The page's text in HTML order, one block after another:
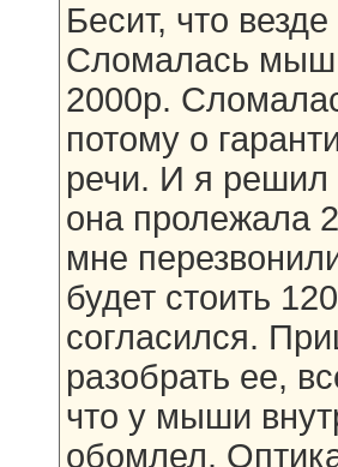
Бесит, что
Сломалась
2000р.
потому о
речи. И я решил
она пролежала
мне
будет стоить
согласился.
разобрать ее,
что у мыши
обомлел.